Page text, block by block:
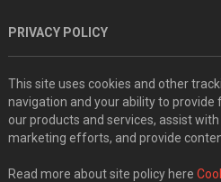
PRIVACY POLICY
This site uses cookies and other
navigation and your ability to
our products and services, assist
marketing efforts, and provide
Read more about site policy here